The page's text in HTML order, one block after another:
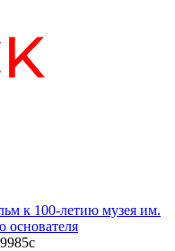
к 100-летию музея им.
основателя